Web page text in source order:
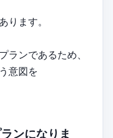
ります。
ランであるため、
意図を
ンになりま